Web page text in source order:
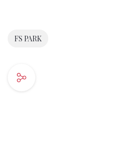
FS PARK